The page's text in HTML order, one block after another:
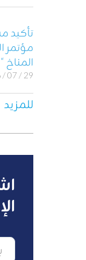
تأكيد
مؤتمر
المناخ
29 / 07 / 2026
للمزيد